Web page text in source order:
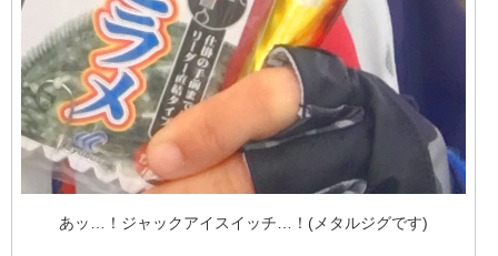
あッ…！ジャックアイスイッチ…！(メタルジグです)